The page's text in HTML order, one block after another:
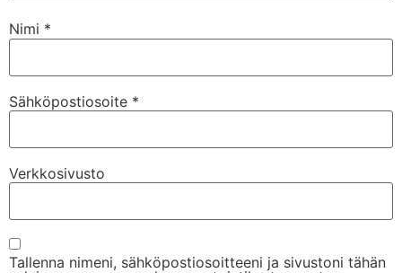
Nimi *
Sähköpostiosoite *
Verkkosivusto
Tallenna nimeni, sähköpostiosoitteeni ja sivustoni tähän